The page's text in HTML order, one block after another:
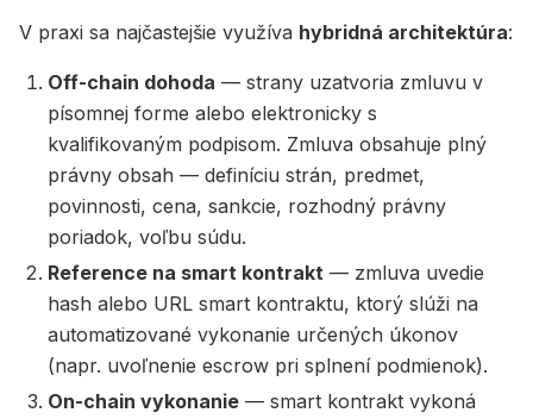
V praxi sa najčastejšie využíva hybridná architektúra:
Off-chain dohoda — strany uzatvoria zmluvu v
písomnej forme alebo elektronicky s
kvalifikovaným podpisom. Zmluva obsahuje plný
právny obsah — definíciu strán, predmet,
povinnosti, cena, sankcie, rozhodný právny
poriadok, voľbu súdu.
Reference na smart kontrakt — zmluva uvedie
hash alebo URL smart kontraktu, ktorý slúži na
automatizované vykonanie určených úkonov
(napr. uvoľnenie escrow pri splnení podmienok).
On-chain vykonanie — smart kontrakt vykoná